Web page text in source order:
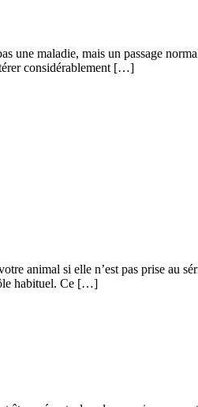
une maladie, mais un passage
considérablement […]
animal si elle n’est pas prise au
habituel. Ce […]